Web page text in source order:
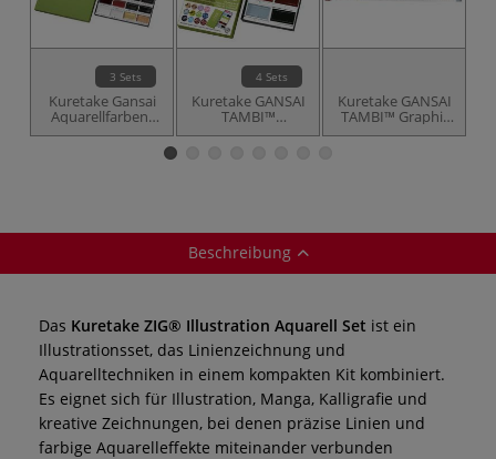
3 Sets
Kuretake Gansai
Aquarellfarben-
Set Japanische
4 Sets
Kuretake GANSAI
TAMBI™
Aquarellfarben
Kuretake GANSAI
TAMBI™ Graphit
Aquarellfarben
Beschreibung
Das Kuretake ZIG® Illustration Aquarell Set ist ein
Illustrationsset, das Linienzeichnung und
Aquarelltechniken in einem kompakten Kit kombiniert.
Es eignet sich für Illustration, Manga, Kalligrafie und
kreative Zeichnungen, bei denen präzise Linien und
farbige Aquarelleffekte miteinander verbunden